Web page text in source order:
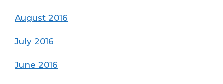
August 2016
July 2016
June 2016